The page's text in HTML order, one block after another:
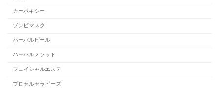
カーボキシー
ゾンビマスク
ハーバルピール
ハーバルメソッド
フェイシャルエステ
プロセルセラピーズ